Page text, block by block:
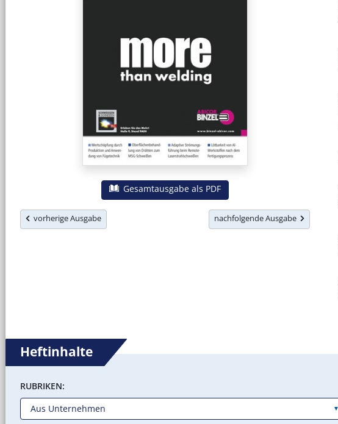
Gesamtausgabe als PDF
vorherige Ausgabe nachfolgende Ausgabe
Heftinhalte
RUBRIKEN: